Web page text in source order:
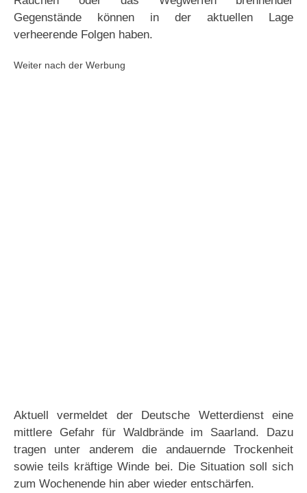
Gegenstände können in der aktuellen Lage
verheerende Folgen haben.
Weiter nach der Werbung
Aktuell vermeldet der Deutsche Wetterdienst eine
mittlere Gefahr für Waldbrände im Saarland. Dazu
tragen unter anderem die andauernde Trockenheit
sowie teils kräftige Winde bei. Die Situation soll sich
zum Wochenende hin aber wieder entschärfen.